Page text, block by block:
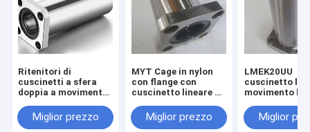
Ritenitori di
cuscinetti a sfera
doppia a movimento
all'usura
Miglior prezzo
MYT Cage in nylon
con flange con
cuscinetto lineare ad
corrosione
Miglior prezzo
LMEK20UU
cuscinetto
movimento
resistenza
Miglior